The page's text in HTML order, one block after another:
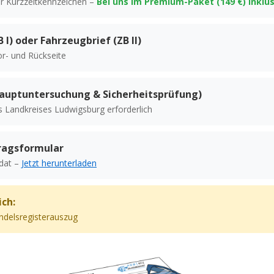
I) oder Fahrzeugbrief (ZB II)
und Rückseite
& Sicherheitsprüfung)
Landkreises Ludwigsburg erforderlich
– Jetzt herunterladen